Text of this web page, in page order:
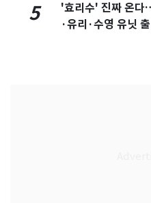
5
'효리수' 진짜 온다
·유리·수영 유닛